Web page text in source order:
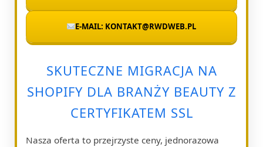
E-MAIL: KONTAKT@RWDWEB.PL
SKUTECZNE MIGRACJA NA
SHOPIFY DLA BRANŻY BEAUTY Z
CERTYFIKATEM SSL
Nasza oferta to przejrzyste ceny, jednorazowa